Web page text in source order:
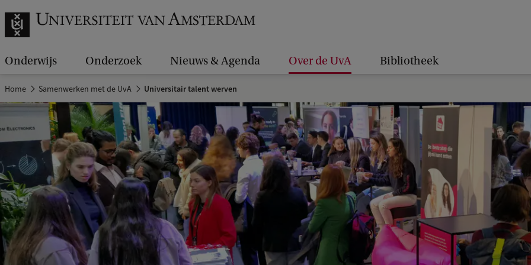
Onderwijs Onderzoek Nieuws & Agenda Over de UvA Bibliotheek
Home Samenwerken met de UvA Universitair talent werven